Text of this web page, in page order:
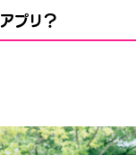
プリ？